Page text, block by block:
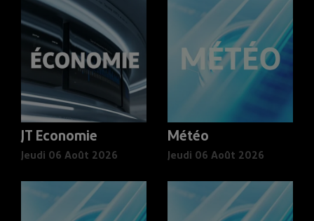
JT Economie
Jeudi 06 Août 2026
Météo
Jeudi 06 Août 2026